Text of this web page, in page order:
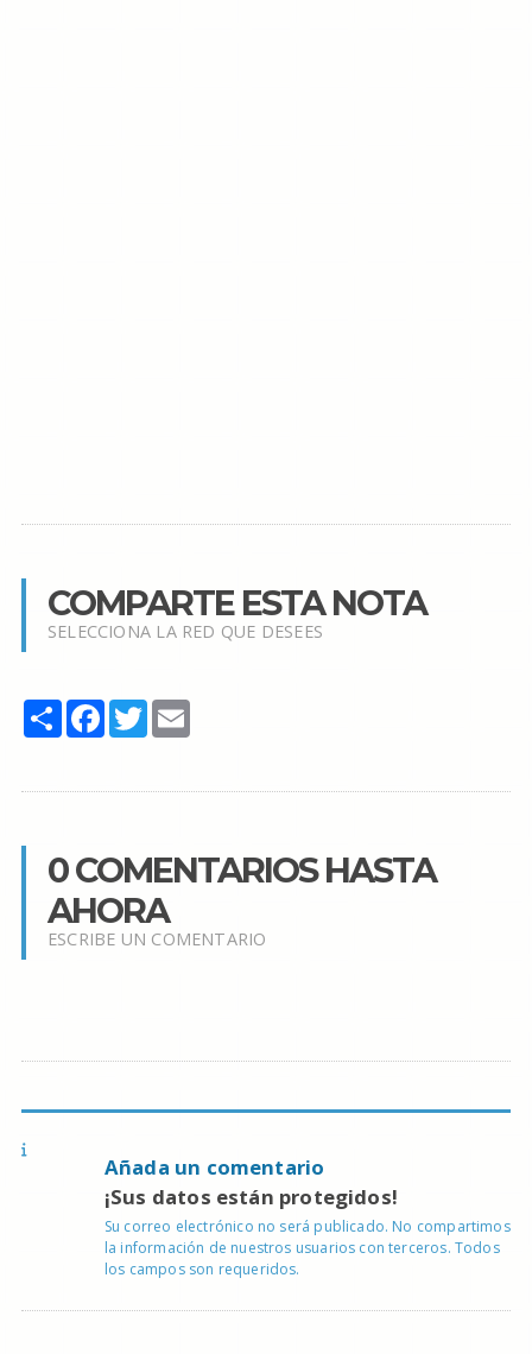
COMPARTE ESTA NOTA
SELECCIONA LA RED QUE DESEES
Share Facebook
TwitterEmail
0 COMENTARIOS HASTA
AHORA
ESCRIBE UN COMENTARIO
Añada un comentario
¡Sus datos están protegidos!
Su correo electrónico no será publicado. No compartimos
la información de nuestros usuarios con terceros. Todos
los campos son requeridos.